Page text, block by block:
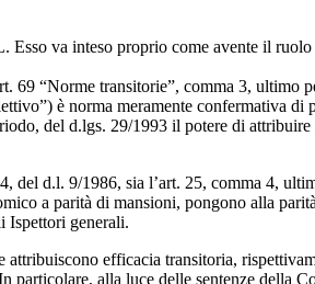
va inteso proprio come avente il
“Norme transitorie”, comma 3, ultimo
è norma meramente confermativa
del d.lgs. 29/1993 il potere di
del d.l. 9/1986, sia l’art. 25, comma 4,
a parità di mansioni, pongono alla
Ispettori generali.
efficacia transitoria,
alla luce delle sentenze della